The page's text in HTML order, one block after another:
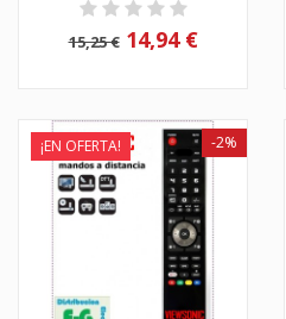
15,25 € 14,94 €
¡EN OFERTA! -2%